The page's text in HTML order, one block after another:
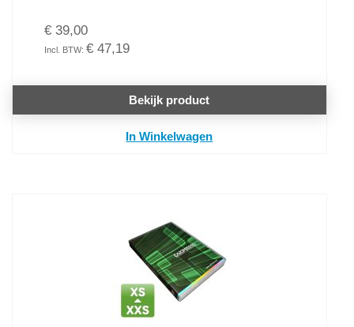
€ 39,00
€ 47,19
Bekijk product
In Winkelwagen